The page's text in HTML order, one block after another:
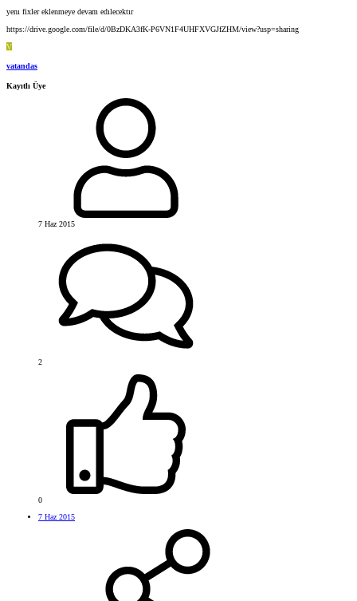
yenı fixler eklenmeye devam edılecektır
https://drive.google.com/file/d/0BzDKA3fK-P6VN1F4UHFXVGJfZHM/view?usp=sharing
V
vatandas
Kayıtlı Üye
7 Haz 2015
2
0
7 Haz 2015